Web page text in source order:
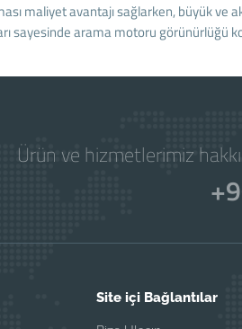
maliyet avantajı sağlarken, büyük
sayesinde arama motoru görünürlüğü
Ürün ve hizmetlerimiz
Site içi Bağlantılar